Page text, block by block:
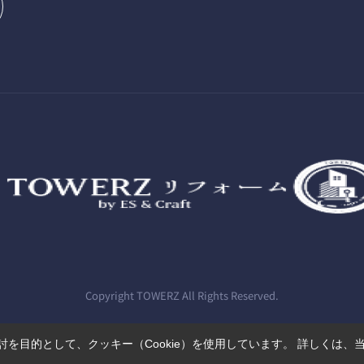
Copyright TOWERZ All Rights Reserved.
目的として、クッキー（Cookie）を使用しています。 詳しくは、